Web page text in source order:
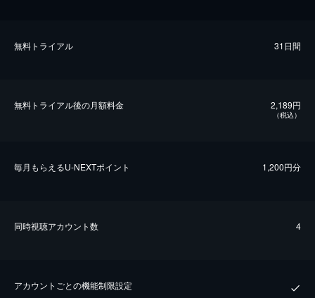
無料トライアル 31日間
無料トライアル後の⽉額料金 2,189円
（税込）
毎⽉もらえるU-NEXTポイント 1,200円分
同時視聴アカウント数 4
アカウントごとの機能制限設定